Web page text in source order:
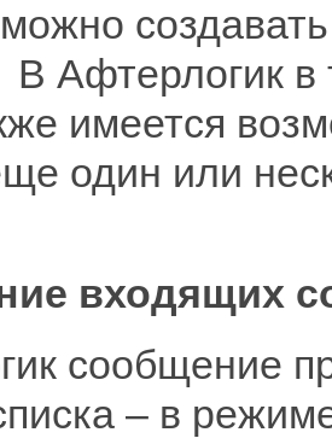
Афтерлогик в
имеется
один или
входящих
сообщение
– в